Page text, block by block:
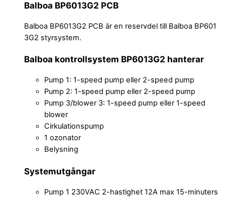
Balboa BP6013G2 PCB
Balboa BP6013G2 PCB är en reservdel till Balboa BP601
3G2 styrsystem.
Balboa kontrollsystem BP6013G2 hanterar
Pump 1: 1-speed pump eller 2-speed pump
Pump 2: 1-speed pump eller 2-speed pump
Pump 3/blower 3: 1-speed pump eller 1-speed
blower
Cirkulationspump
1 ozonator
Belysning
Systemutgångar
Pump 1 230VAC 2-hastighet 12A max 15-minuters